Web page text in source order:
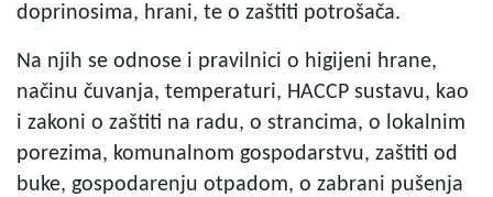
doprinosima, hrani, te o zaštiti potrošača.
Na njih se odnose i pravilnici o higijeni hrane,
načinu čuvanja, temperaturi, HACCP sustavu, kao
i zakoni o zaštiti na radu, o strancima, o lokalnim
porezima, komunalnom gospodarstvu, zaštiti od
buke, gospodarenju otpadom, o zabrani pušenja